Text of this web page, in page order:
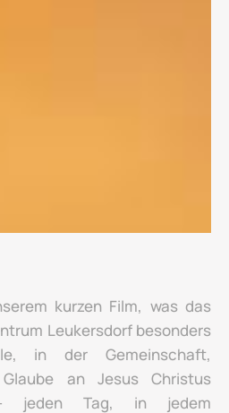
kurzen Film, was das
Leukersdorf besonders
in der Gemeinschaft,
an Jesus Christus
jeden Tag, in jedem